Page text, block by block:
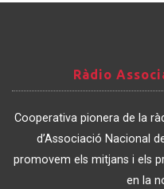
Associació
de
Catalunya
Ràdio
Cooperativa pionera de la
d’Associació Nacional
promovem els mitjans i els
en la